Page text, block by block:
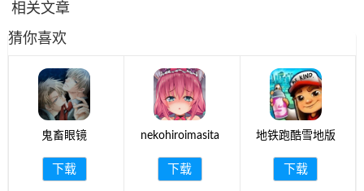
相关文章
猜你喜欢
鬼畜眼镜
下载
nekohiroimasita
下载
地铁跑酷雪地版
下载